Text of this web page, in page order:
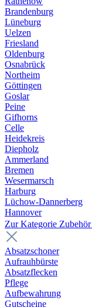
Brandenburg
Lüneburg
Uelzen
Friesland
Oldenburg
Osnabrück
Northeim
Göttingen
Goslar
Peine
Gifhorns
Celle
Heidekreis
Diepholz
Ammerland
Bremen
Wesermarsch
Harburg
Lüchow-Dannerberg
Hannover
Zur Kategorie Zubehör
Absatzschoner
Aufrauhbürste
Absatzflecken
Pflege
Aufbewahrung
Gutscheine